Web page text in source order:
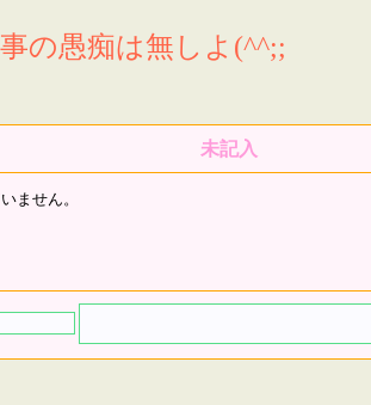
の愚痴は無しよ(^^;;
未記入
ません。